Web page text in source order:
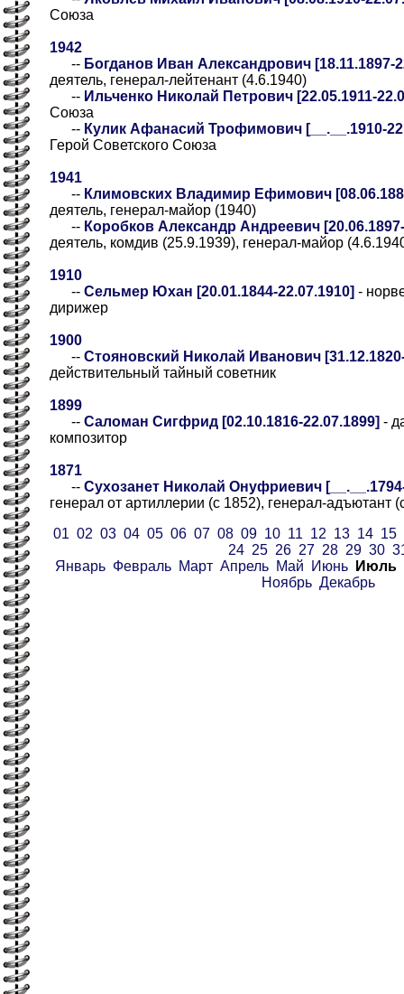
Союза
1942
-- Богданов Иван Александрович [18.11.1897-
деятель, генерал-лейтенант (4.6.1940)
-- Ильченко Николай Петрович [22.05.1911-
Союза
-- Кулик Афанасий Трофимович [__.__.1910-
Герой Советского Союза
1941
-- Климовских Владимир Ефимович
деятель, генерал-майор (1940)
-- Коробков Александр Андреевич
деятель, комдив (25.9.1939), генерал-майор
1910
-- Сельмер Юхан [20.01.1844-22.07.1910] -
дирижер
1900
-- Стояновский Николай Иванович
действительный тайный советник
1899
-- Саломан Сигфрид [02.10.1816-22.07.1899] -
композитор
1871
-- Сухозанет Николай Онуфриевич
генерал от артиллерии (с 1852), генерал-адъютант
01 02 03 04 05 06 07 08 09 10 11 12 13 14 15
24 25 26 27 28 29 30
Январь Февраль Март Апрель Май Июнь Июль
Ноябрь Декабрь